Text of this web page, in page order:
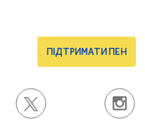
ПІДТРИМАТИ ПЕН